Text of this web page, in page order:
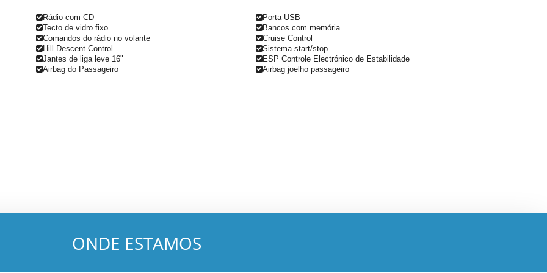
Rádio com CD
Porta USB
Tecto de vidro fixo
Bancos com memória
Comandos do rádio no volante
Cruise Control
Hill Descent Control
Sistema start/stop
Jantes de liga leve 16"
ESP Controle Electrónico de Estabilidade
Airbag do Passageiro
Airbag joelho passageiro
ONDE ESTAMOS